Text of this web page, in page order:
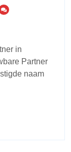
in
Partner
naam